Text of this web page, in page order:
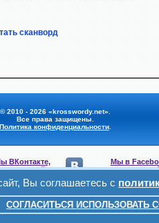
сканворд
© 2010 - 2026 «krosswordy.net».
Все права защищены.
Политика конфиденциальности.
ВКонтакте,
Мы в
в Viber,
Мы в
Вы соглашаетесь с
СОГЛАСИТЬСЯ ИСПОЛЬЗОВАТЬ